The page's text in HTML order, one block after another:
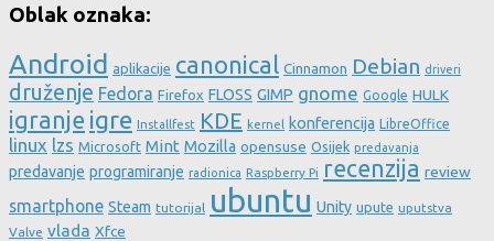
Oblak oznaka:
Android aplikacije canonical Cinnamon Debian driveri
druženje Fedora Firefox FLOSS GIMP gnome Google HULK
igranje igre Installfest KDE kernel konferencija LibreOffice
linux lzs Microsoft Mint Mozilla opensuse Osijek predavanja
predavanje programiranje radionica Raspberry Pi recenzija review
smartphone Steam tutorijal ubuntu Unity upute uputstva
Valve vlada Xfce